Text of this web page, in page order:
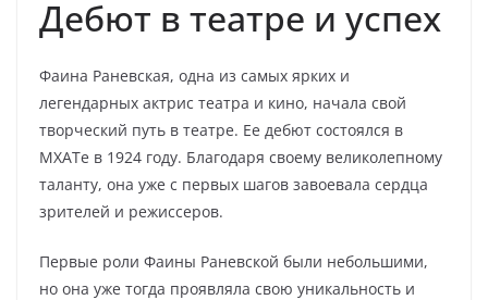
Дебют в театре и успех
Фаина Раневская, одна из самых ярких и
легендарных актрис театра и кино, начала свой
творческий путь в театре. Ее дебют состоялся в
МХАТе в 1924 году. Благодаря своему великолепному
таланту, она уже с первых шагов завоевала сердца
зрителей и режиссеров.
Первые роли Фаины Раневской были небольшими,
но она уже тогда проявляла свою уникальность и